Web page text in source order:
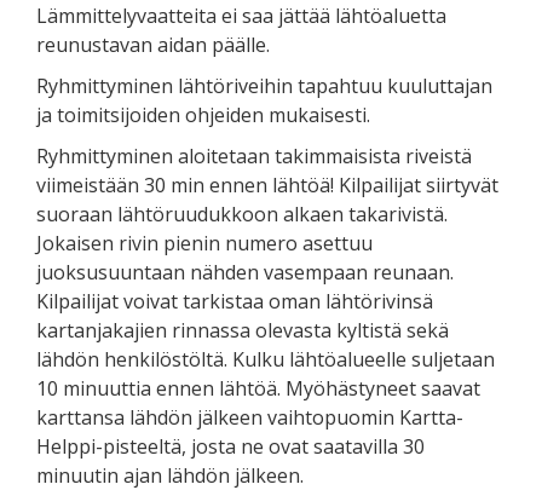
Lämmittelyvaatteita ei saa jättää lähtöaluetta
reunustavan aidan päälle.
Ryhmittyminen lähtöriveihin tapahtuu kuuluttajan
ja toimitsijoiden ohjeiden mukaisesti.
Ryhmittyminen aloitetaan takimmaisista riveistä
viimeistään 30 min ennen lähtöä! Kilpailijat siirtyvät
suoraan lähtöruudukkoon alkaen takarivistä.
Jokaisen rivin pienin numero asettuu
juoksusuuntaan nähden vasempaan reunaan.
Kilpailijat voivat tarkistaa oman lähtörivinsä
kartanjakajien rinnassa olevasta kyltistä sekä
lähdön henkilöstöltä. Kulku lähtöalueelle suljetaan
10 minuuttia ennen lähtöä. Myöhästyneet saavat
karttansa lähdön jälkeen vaihtopuomin Kartta-
Helppi-pisteeltä, josta ne ovat saatavilla 30
minuutin ajan lähdön jälkeen.